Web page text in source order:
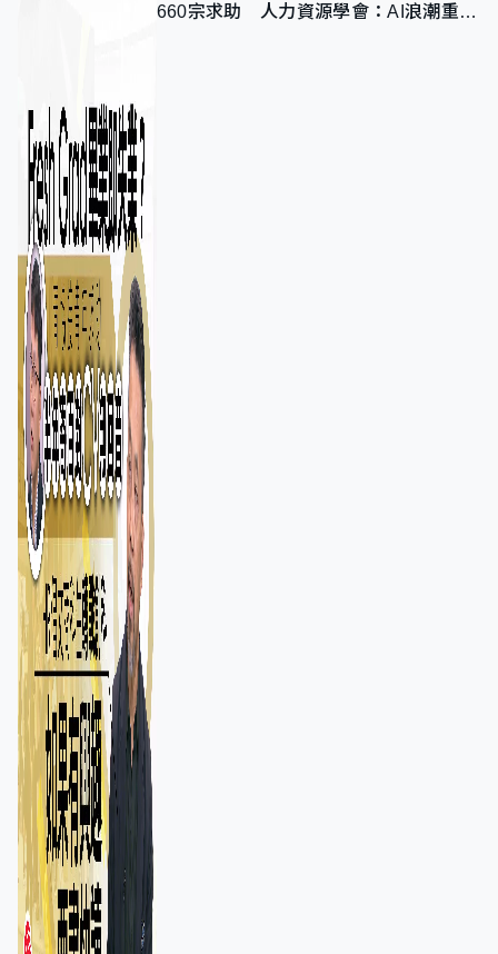
660宗求助 人力資源學會：AI浪潮重整